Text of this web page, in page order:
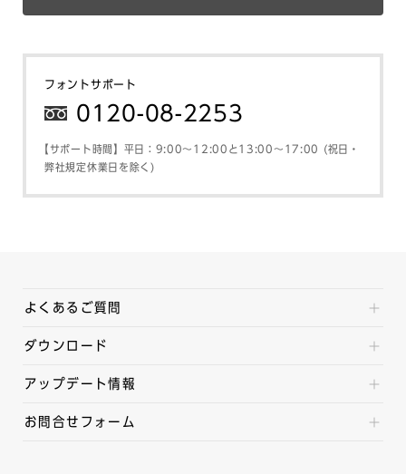
フォントサポート
0120-08-2253
【サポート時間】平日：9:00～12:00と13:00～17:00 (祝日・
弊社規定休業日を除く)
よくあるご質問
ダウンロード
アップデート情報
お問合せフォーム